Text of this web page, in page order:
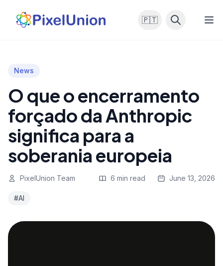
🇵🇹
News
O que o encerramento
forçado da Anthropic
significa para a
soberania europeia
PixelUnion Team 6 min read June 13, 2026
#AI